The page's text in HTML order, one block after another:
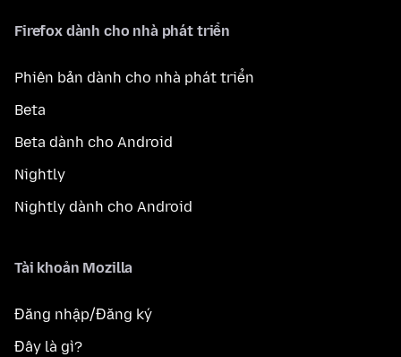
Firefox dành cho nhà phát triển
Phiên bản dành cho nhà phát triển
Beta
Beta dành cho Android
Nightly
Nightly dành cho Android
Tài khoản Mozilla
Đăng nhập/Đăng ký
Đây là gì?